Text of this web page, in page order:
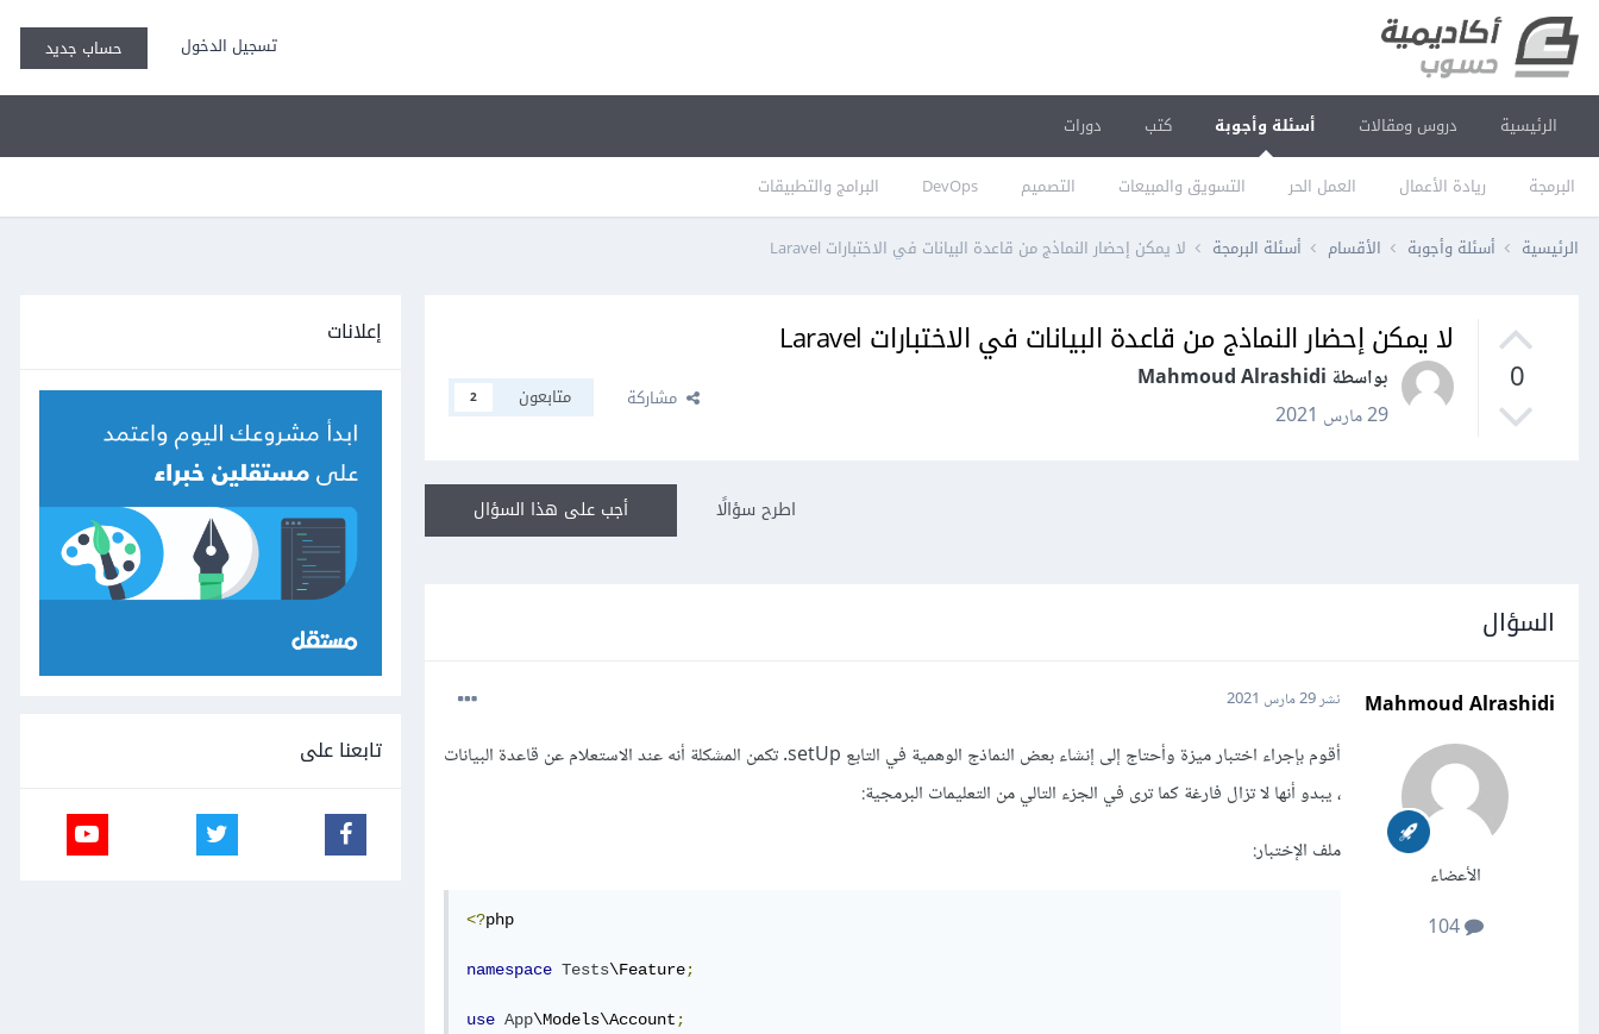
تسجيل الدخول حساب جديد
الرئيسية دروس ومقالات أسئلة وأجوبة
البرمجة ريادة الأعمال العمل الحر التسويق والمبيعات التصميم DevOps البرامج والتطبيقات
كتب دورات
الرئيسية أسئلة وأجوبة الأقسام أسئلة البرمجة لا يمكن إحضار النماذج من قاعدة البيانات في الاختبارات Laravel
0
لا يمكن إحضار النماذج من قاعدة البيانات في الاختبارات Laravel
بواسطة Mahmoud Alrashidi
29 مارس 2021
مشاركة متابعون 2
أجب على هذا السؤال اطرح سؤالًا
السؤال
Mahmoud Alrashidi
الأعضاء
104
نشر29 مارس 2021
أقوم بإجراء اختبار ميزة وأحتاج إلى إنشاء بعض النماذج الوهمية في التابع setUp. تكمن المشكلة أنه عند الاستعلام عن قاعدة البيانات
، يبدو أنها لا تزال فارغة كما ترى في الجزء التالي من التعليمات البرمجية:
ملف الإختبار:
<?php
namespace Tests\Feature;
use App\Models\Account ;
إعلانات
تابعنا على